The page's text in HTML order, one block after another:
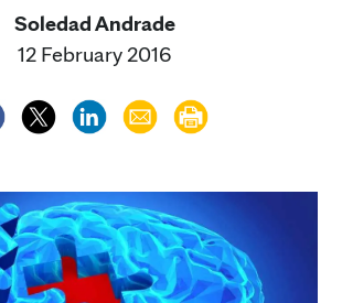
Soledad Andrade
12 February 2016